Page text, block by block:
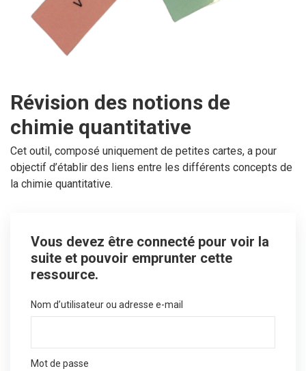
Révision des notions de
chimie quantitative
Cet outil, composé uniquement de petites cartes, a pour
objectif d’établir des liens entre les différents concepts de
la chimie quantitative.
Vous devez être connecté pour voir la
suite et pouvoir emprunter cette
ressource.
Nom d’utilisateur ou adresse e-mail
Mot de passe